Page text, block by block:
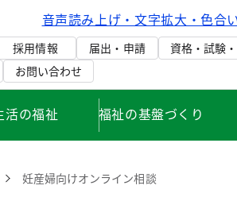
音声読み上げ・文字拡大・色合
採用情報 届出・申請 資格・試験
お問い合わせ
活の福祉 福祉の基盤づくり
妊産婦向けオンライン相談